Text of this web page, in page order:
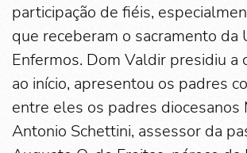
participação de fiéis,
que receberam o sacramento da
Enfermos. Dom Valdir presidiu a
ao início, apresentou os padres
entre eles os padres diocesanos
Antonio Schettini, assessor da